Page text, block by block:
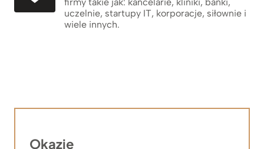
uczelnie, startupy IT, korporacje, siłownie i
wiele innych.
Okazje